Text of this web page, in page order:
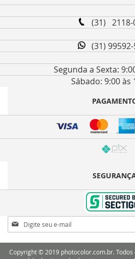
(31) 2118-
(31) 99592-
Segunda a Sexta:
Sábado: 9:00 às
Inscreva-
se
na
nossa
Copyright © 2019 photocolor.com.br.